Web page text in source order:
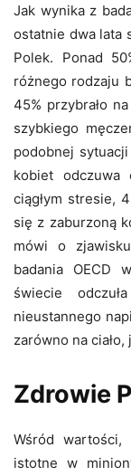
Jak wynika z
ostatnie dwa lata
Polek. Ponad
różnego rodzaju
45% przybrało
szybkiego
podobnej
kobiet
ciągłym stresie,
się z zaburzoną
mówi o
badania OECD
świecie
nieustannego
zarówno na
Zdrowie
Wśród
istotne w